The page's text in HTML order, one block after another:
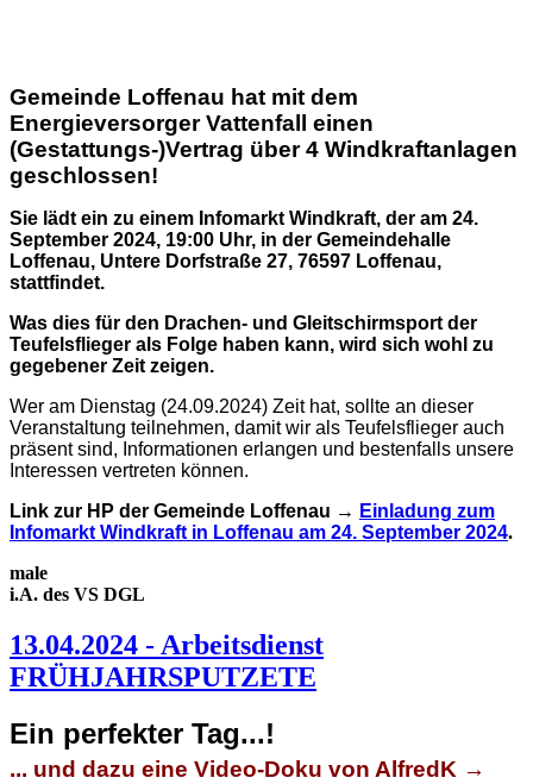
Gemeinde Loffenau hat mit dem
Energieversorger Vattenfall einen
(Gestattungs-)Vertrag über 4 Windkraftanlagen
geschlossen!
Sie lädt ein zu einem Infomarkt Windkraft, der am 24.
September 2024, 19:00 Uhr, in der Gemeindehalle
Loffenau, Untere Dorfstraße 27, 76597 Loffenau,
stattfindet.
Was dies für den Drachen- und Gleitschirmsport der
Teufelsflieger als Folge haben kann, wird sich wohl zu
gegebener Zeit zeigen.
Wer am Dienstag (24.09.2024) Zeit hat, sollte an dieser
Veranstaltung teilnehmen, damit wir als Teufelsflieger auch
präsent sind, Informationen erlangen und bestenfalls unsere
Interessen vertreten können.
Link zur HP der Gemeinde Loffenau → Einladung zum
Infomarkt Windkraft in Loffenau am 24. September 2024.
male
i.A. des VS DGL
13.04.2024 - Arbeitsdienst
FRÜHJAHRSPUTZETE
Ein perfekter Tag...!
... und dazu eine Video-Doku von AlfredK →